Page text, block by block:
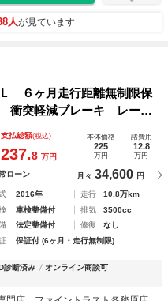
人が見ています
６ヶ月走行距離無制限保
衝突軽減ブレーキ レーダ
ップディスプレイ 本革シ
ングヒータ 純正１２．３
支払総額(税込)
237.8 万円
本体価格
225
万円
諸費用
12.8
万円
ローン 月々 34,600 円
2016年 走行
10.8万km
車検整備付 排気
3500cc
法定整備付 修復
なし
保証付 (6ヶ月・走行無制限)
診断済み
オンライン商談可